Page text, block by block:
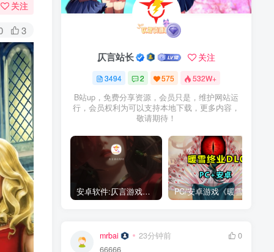
关注
3
仄言站长 关注
3494 2 575 532W+
B站up，免费分享资源，会员只是，维护网站运
行，会员权利为可以支持本地下载，更多内容，
敬请期待！
安卓软件:仄言游戏库4.0APP全新上架了！没有下的赶紧下载呀！
mrbai 23分钟前
0
66666